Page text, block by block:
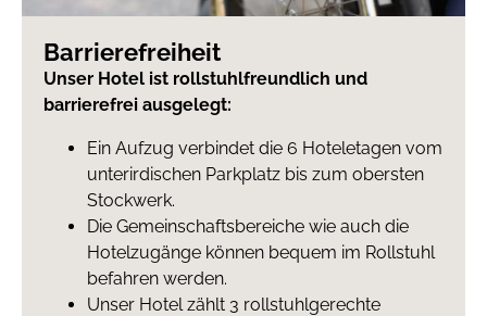
Barrierefreiheit
Unser Hotel ist rollstuhlfreundlich und
barrierefrei ausgelegt:
Ein Aufzug verbindet die 6 Hoteletagen vom
unterirdischen Parkplatz bis zum obersten
Stockwerk.
Die Gemeinschaftsbereiche wie auch die
Hotelzugänge können bequem im Rollstuhl
befahren werden.
Unser Hotel zählt 3 rollstuhlgerechte